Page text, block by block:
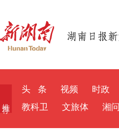
头 条 视频 时政
教科卫
文旅体 湘问